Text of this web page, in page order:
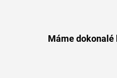
Máme dokonalé